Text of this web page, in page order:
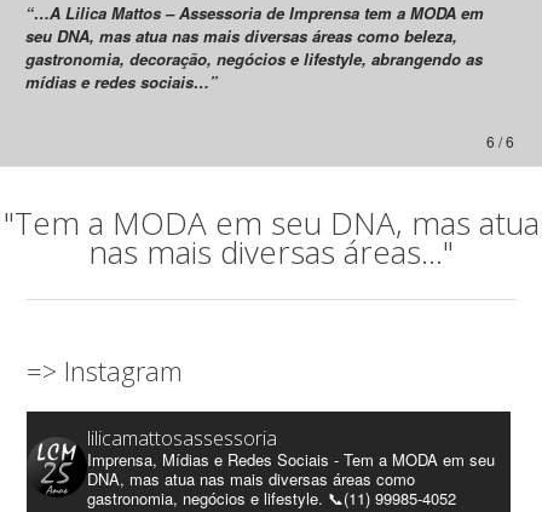
“…A Lilica Mattos – Assessoria de Imprensa tem a MODA em
seu DNA, mas atua nas mais diversas áreas como beleza,
gastronomia, decoração, negócios e lifestyle, abrangendo as
mídias e redes sociais…”
6 / 6
"Tem a MODA em seu DNA, mas atua
nas mais diversas áreas..."
=> Instagram
lilicamattosassessoria
Imprensa, Mídias e Redes Sociais - Tem a MODA em seu
DNA, mas atua nas mais diversas áreas como
gastronomia, negócios e lifestyle. 📞(11) 99985-4052